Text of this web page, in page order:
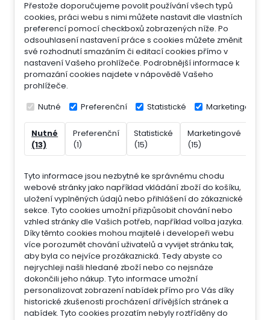
Přestože doporučujeme povolit používání všech typů
cookies, práci webu s nimi můžete nastavit dle vlastních
preferencí pomocí checkboxů zobrazených níže. Po
odsouhlasení nastavení práce s cookies můžete změnit
své rozhodnutí smazáním či editací cookies přímo v
nastavení Vašeho prohlížeče. Podrobnější informace k
promazání cookies najdete v nápovědě Vašeho
prohlížeče.
Nutné Preferenční Statistické Marketingové
Nutné
(13)
Preferenční
(1)
Statistické
(15)
Marketingové
(15)
Tyto informace jsou nezbytné ke správnému chodu
webové stránky jako například vkládání zboží do košíku,
uložení vyplněných údajů nebo přihlášení do zákaznické
sekce. Tyto cookies umožní přizpůsobit chování nebo
vzhled stránky dle Vašich potřeb, například volba jazyka.
Díky těmto cookies mohou majitelé i developeři webu
více porozumět chování uživatelů a vyvijet stránku tak,
aby byla co nejvíce prozákaznická. Tedy abyste co
nejrychleji našli hledané zboží nebo co nejsnáze
dokončili jeho nákup. Tyto informace umožní
personalizovat zobrazení nabídek přímo pro Vás díky
historické zkušenosti procházení dřívějších stránek a
nabídek. Tyto cookies prozatím nebyly roztříděny do